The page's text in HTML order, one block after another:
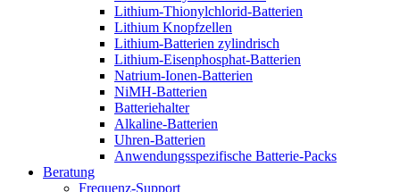
Lithium-Thionylchlorid-Batterien
Lithium Knopfzellen
Lithium-Batterien zylindrisch
Lithium-Eisenphosphat-Batterien
Natrium-Ionen-Batterien
NiMH-Batterien
Batteriehalter
Alkaline-Batterien
Uhren-Batterien
Anwendungsspezifische Batterie-Packs
Beratung
Frequenz-Support